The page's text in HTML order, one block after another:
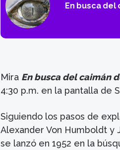
En busca del
Mira En busca del caimán
4:30 p.m. en la pantalla de
Siguiendo los pasos de
Alexander Von Humboldt y
se lanzó en 1952 en la